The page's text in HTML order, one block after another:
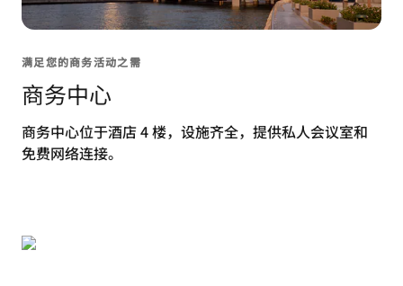
满足您的商务活动之需
商务中心
商务中心位于酒店 4 楼，设施齐全，提供私人会议室和
免费网络连接。